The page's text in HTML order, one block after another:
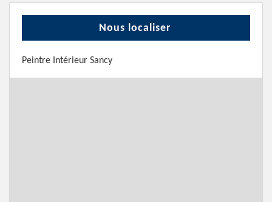
Nous localiser
Peintre Intérieur Sancy